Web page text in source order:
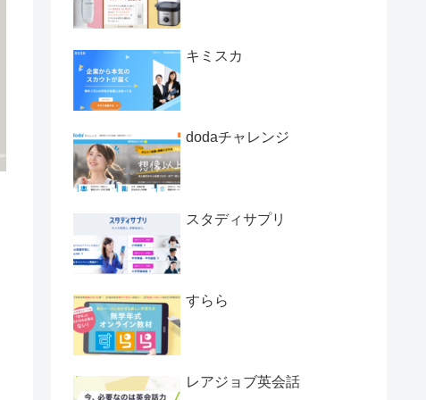
キミスカ
dodaチャレンジ
スタディサプリ
すらら
レアジョブ英会話